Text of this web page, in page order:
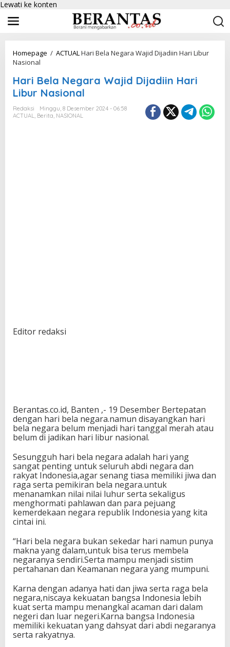
Lewati ke konten
Homepage / ACTUALHari Bela Negara Wajid Dijadiin Hari Libur
Nasional
Hari Bela Negara Wajid Dijadiin Hari
Libur Nasional
Redaksi
Minggu, 8 Desember 2024 - 06:58
ACTUAL, Berita, NASIONAL
Editor redaksi
Berantas.co.id, Banten ,- 19 Desember Bertepatan
dengan hari bela negara.namun disayangkan hari
bela negara belum menjadi hari tanggal merah atau
belum di jadikan hari libur nasional.
Sesungguh hari bela negara adalah hari yang
sangat penting untuk seluruh abdi negara dan
rakyat Indonesia,agar senang tiasa memiliki jiwa dan
raga serta pemikiran bela negara.untuk
menanamkan nilai nilai luhur serta sekaligus
menghormati pahlawan dan para pejuang
kemerdekaan negara republik Indonesia yang kita
cintai ini.
“Hari bela negara bukan sekedar hari namun punya
makna yang dalam,untuk bisa terus membela
negaranya sendiri.Serta mampu menjadi sistim
pertahanan dan Keamanan negara yang mumpuni.
Karna dengan adanya hati dan jiwa serta raga bela
negara,niscaya kekuatan bangsa Indonesia lebih
kuat serta mampu menangkal acaman dari dalam
negeri dan luar negeri.Karna bangsa Indonesia
memiliki kekuatan yang dahsyat dari abdi negaranya
serta rakyatnya.